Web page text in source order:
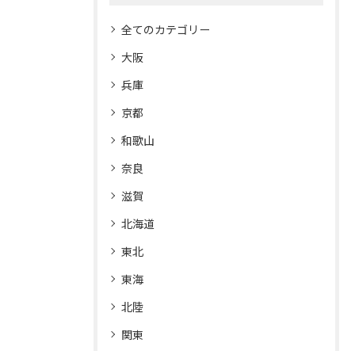
全てのカテゴリー
大阪
兵庫
京都
和歌山
奈良
滋賀
北海道
東北
東海
北陸
関東